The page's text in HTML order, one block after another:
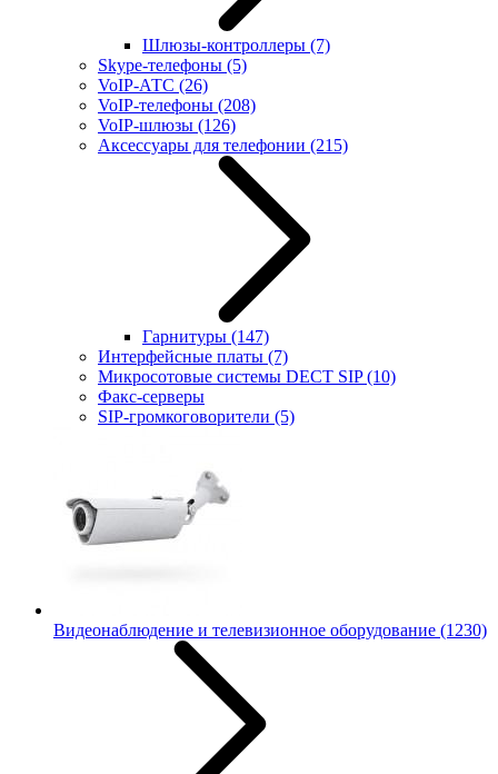
Шлюзы-контроллеры (7)
Skype-телефоны (5)
VoIP-АТС (26)
VoIP-телефоны (208)
VoIP-шлюзы (126)
Аксессуары для телефонии (215)
Гарнитуры (147)
Интерфейсные платы (7)
Микросотовые системы DECT SIP(10)
Факс-серверы
SIP-громкоговорители (5)
Видеонаблюдение и телевизионное оборудование (1230)